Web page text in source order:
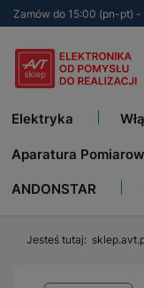
Zamów do 15:00 (pn-pt) -
Elektryka
Aparatura
ANDONSTAR
Jesteś tutaj